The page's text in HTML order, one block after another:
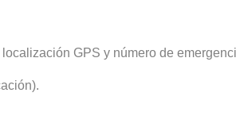
GPS y número de